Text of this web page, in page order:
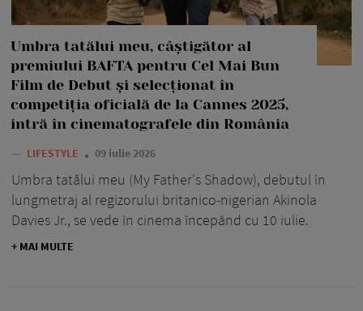
Umbra tatălui meu, câștigător al
premiului BAFTA pentru Cel Mai Bun
Film de Debut și selecționat în
competiția oficială de la Cannes 2025,
intră în cinematografele din România
— LIFESTYLE 09 iulie 2026
Umbra tatălui meu (My Father's Shadow), debutul în
lungmetraj al regizorului britanico-nigerian Akinola
Davies Jr., se vede în cinema începând cu 10 iulie.
+ MAI MULTE